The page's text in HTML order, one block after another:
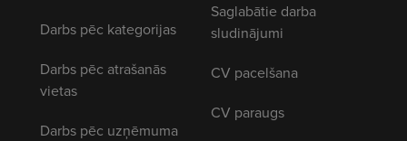
Darbs pēc kategorijas
Darbs pēc atrašanās
vietas
Darbs pēc uzņēmuma
Saglabātie darba
sludinājumi
CV pacelšana
CV paraugs